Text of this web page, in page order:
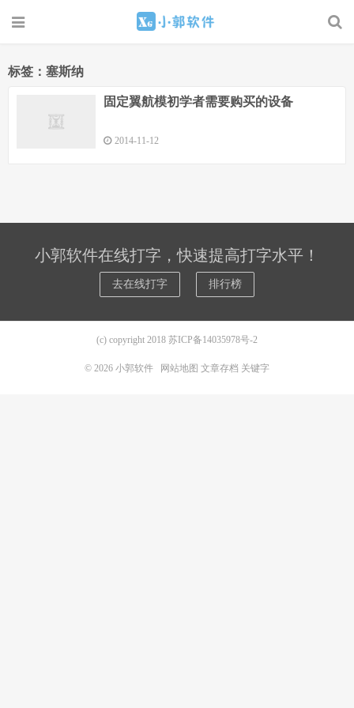
标签：塞斯纳
固定翼航模初学者需要购买的设备
2014-11-12
小郭软件在线打字，快速提高打字水平！
去在线打字 排行榜
(c) copyright 2018 苏ICP备14035978号-2
© 2026 小郭软件 网站地图 文章存档 关键字